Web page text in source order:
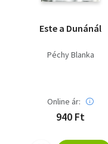
Este a Dunánál
Péchy Blanka
Online ár:
940 Ft